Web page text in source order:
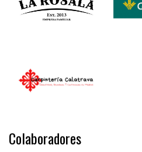
Colaboradores